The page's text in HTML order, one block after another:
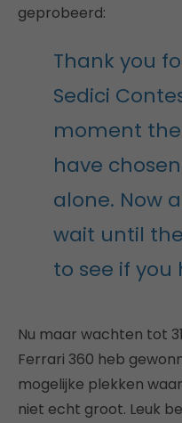
geprobeerd:
Thank you
Sedici
moment
have
alone. Now
wait until
to see if you
Nu maar wachten tot
Ferrari 360 heb
mogelijke plekken
niet echt groot. Leuk